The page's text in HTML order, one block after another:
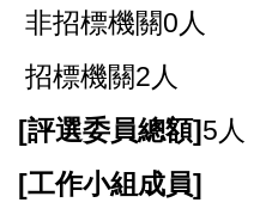
非招標機關0人
招標機關2人
[評選委員總額]5人
[工作小組成員]